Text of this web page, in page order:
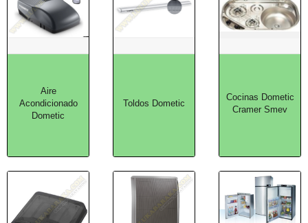
Aire
Acondicionado
Dometic
Toldos Dometic
Cocinas Dometic
Cramer Smev